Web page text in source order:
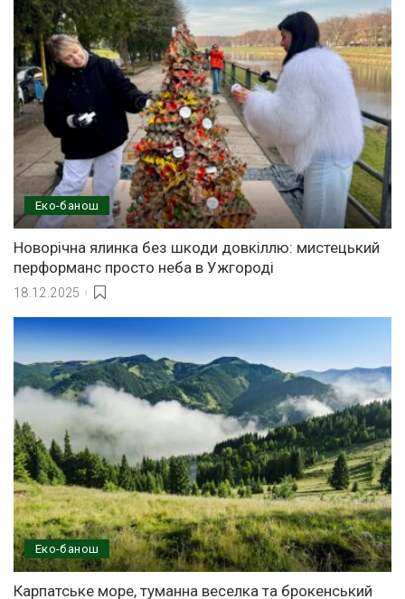
Еко-банош
Новорічна ялинка без шкоди довкіллю: мистецький
перформанс просто неба в Ужгороді
18.12.2025
Еко-банош
Карпатське море, туманна веселка та брокенський